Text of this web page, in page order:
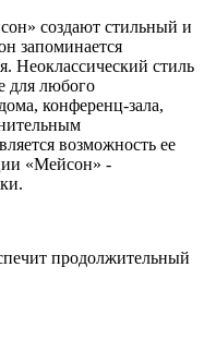
создают стильный и
запоминается
Неоклассический стиль
для любого
конференц-зала,
возможность ее
«Мейсон» -
продолжительный